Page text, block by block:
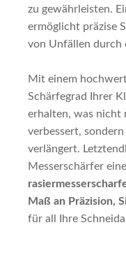
zu gewährleisten.
ermöglicht präzise
von Unfällen durch
Mit einem
Schärfegrad Ihrer
erhalten, was nicht
verbessert,
verlängert.
Messerschärfer eine
Maß an Präzision,
für all Ihre